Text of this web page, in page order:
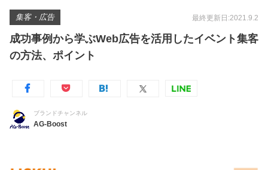
集客・広告 最終更新日:2021.9.2
成功事例から学ぶWeb広告を活用したイベント集客
の方法、ポイント
ブランドチャンネル
AG-Boost